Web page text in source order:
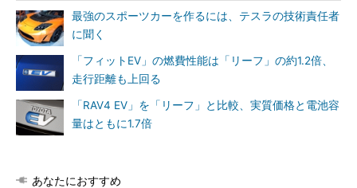
最強のスポーツカーを作るには、テスラの技術責任者
に聞く
「フィットEV」の燃費性能は「リーフ」の約1.2倍、
走行距離も上回る
「RAV4 EV」を「リーフ」と比較、実質価格と電池容
量はともに1.7倍
あなたにおすすめ